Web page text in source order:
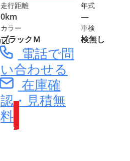
走行距離
0km
年式
―
カラー
ブラックＭ
車検
検無し
電話で問
い合わせる
在庫確
認・見積無
料
Webike会員